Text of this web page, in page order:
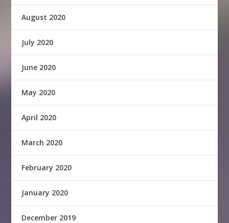
August 2020
July 2020
June 2020
May 2020
April 2020
March 2020
February 2020
January 2020
December 2019